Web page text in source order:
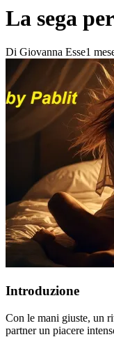
La sega
Di Giovanna Esse1
Introduzione
Con le mani giuste, un
partner un piacere